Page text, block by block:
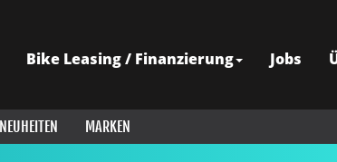
Bike Leasing / Finanzierung Jobs
NEUHEITEN
MARKEN